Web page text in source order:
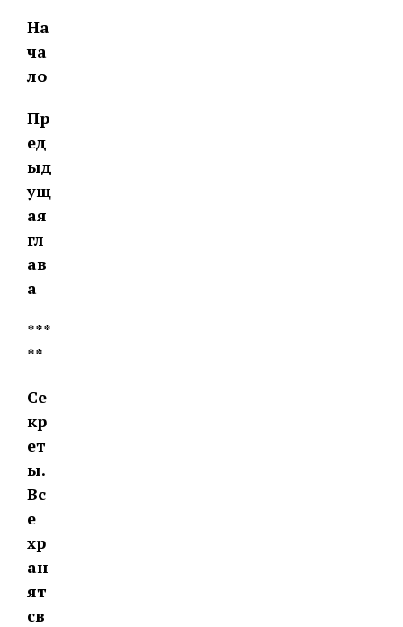
На
ча
ло
Пр
ед
ыд
ущ
ая
гл
ав
а
***
**
Се
кр
ет
ы.
Вс
е
хр
ан
ят
св